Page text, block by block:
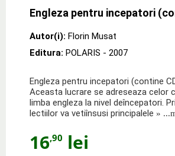
Engleza pentru incepatori
Autor(i): Florin Musat
Editura: POLARIS - 2007
Engleza pentru incepatori (contine
Aceasta lucrare se adreseaza celor
limba engleza la nivel deîncepatori.
lectiilor va vetiînsusi principalele »
16,90 lei